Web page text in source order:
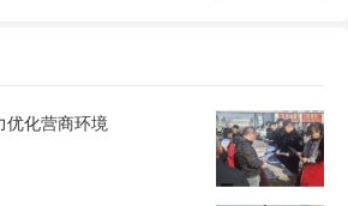
优化营商环境